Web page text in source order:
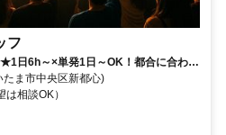
フ
日6h～×単発1日～OK！都合に合わせ
みんなＷＥＬＣＯＭＥ★
ま市中央区新都心)
相談OK）